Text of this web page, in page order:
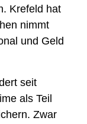
Krefeld hat
nimmt
und Geld
seit
als Teil
Zwar